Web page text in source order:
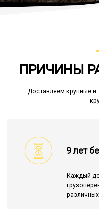
ПРИЧИНЫ
Доставляем крупные и
9 лет
Каждый